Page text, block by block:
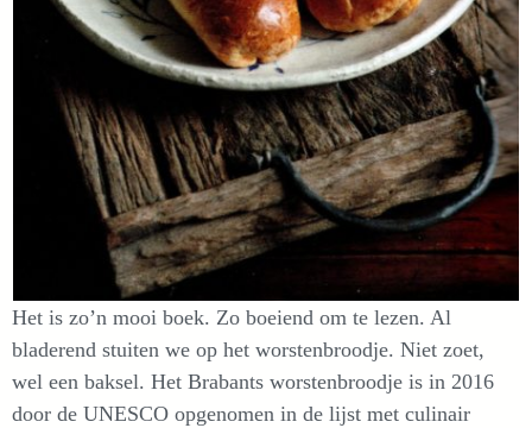
Het is zo’n mooi boek. Zo boeiend om te lezen. Al
bladerend stuiten we op het worstenbroodje. Niet zoet,
wel een baksel. Het Brabants worstenbroodje is in 2016
door de UNESCO opgenomen in de lijst met culinair